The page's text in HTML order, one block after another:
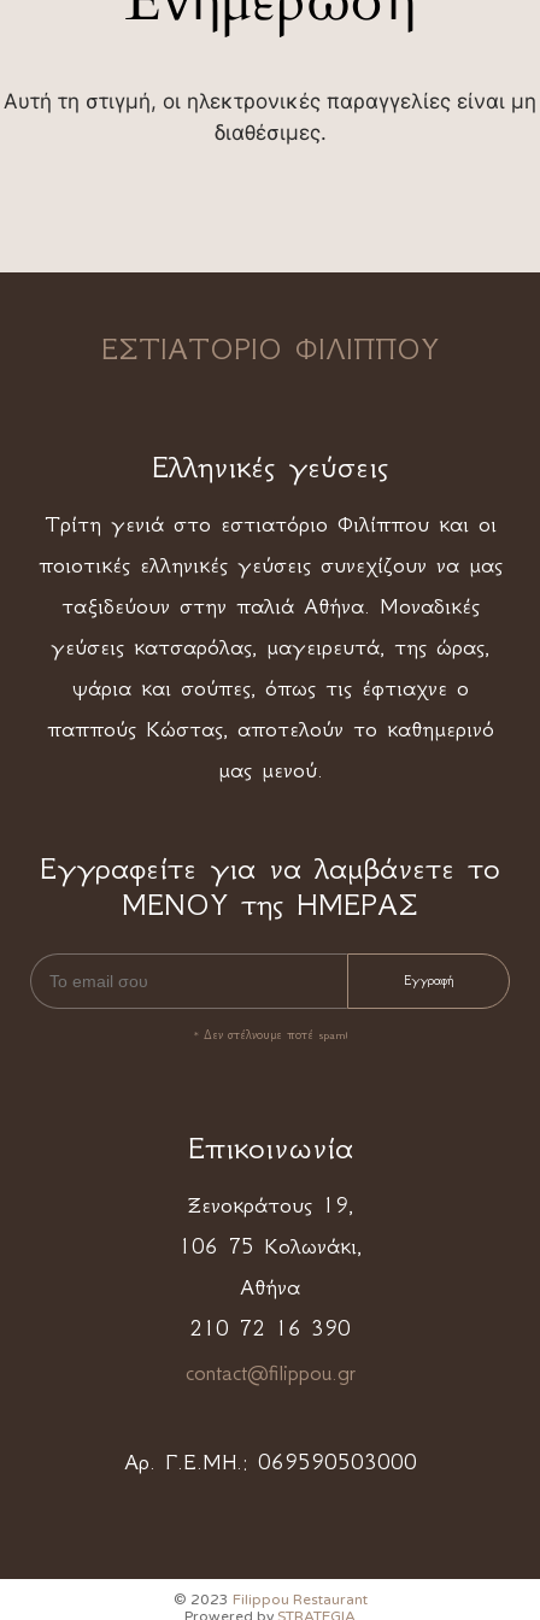
Αυτή τη στιγμή, οι ηλεκτρονικές παραγγελίες είναι μη
διαθέσιμες.
ΕΣΤΙΑΤΟΡΙΟ ΦΙΛΙΠΠΟΥ
Ελληνικές γεύσεις
Τρίτη γενιά στο εστιατόριο Φιλίππου και οι
ποιοτικές ελληνικές γεύσεις συνεχίζουν να μας
ταξιδεύουν στην παλιά Αθήνα. Μοναδικές
γεύσεις κατσαρόλας, μαγειρευτά, της ώρας,
ψάρια και σούπες, όπως τις έφτιαχνε ο
παππούς Κώστας, αποτελούν το καθημερινό
μας μενού.
Εγγραφείτε για να λαμβάνετε το
ΜΕΝΟΥ της ΗΜΕΡΑΣ
* Δεν στέλνουμε ποτέ spam!
Επικοινωνία
Ξενοκράτους 19,
106 75 Κολωνάκι,
Αθήνα
210 72 16 390
contact@filippou.gr
Αρ. Γ.Ε.ΜΗ.: 069590503000
© 2023 Filippou Restaurant
Prowered by STRATEGIA